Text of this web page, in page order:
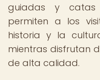
guiadas y catas
permiten a los
historia y la
mientras disfrutan
de alta calidad.